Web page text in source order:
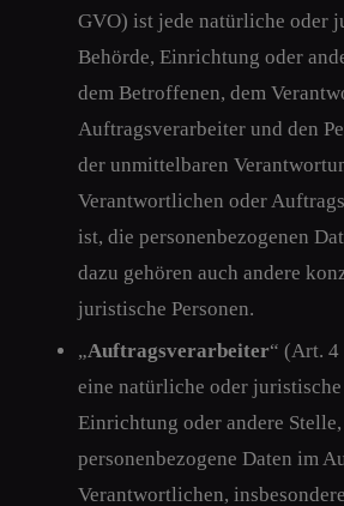
GVO) ist jede natürliche oder
Behörde, Einrichtung oder
dem Betroffenen, dem
Auftragsverarbeiter und den
der unmittelbaren
Verantwortlichen oder
ist, die personenbezogenen
dazu gehören auch andere
juristische Personen.
„Auftragsverarbeiter“ (Art.
eine natürliche oder juristische
Einrichtung oder andere
personenbezogene Daten im
Verantwortlichen,